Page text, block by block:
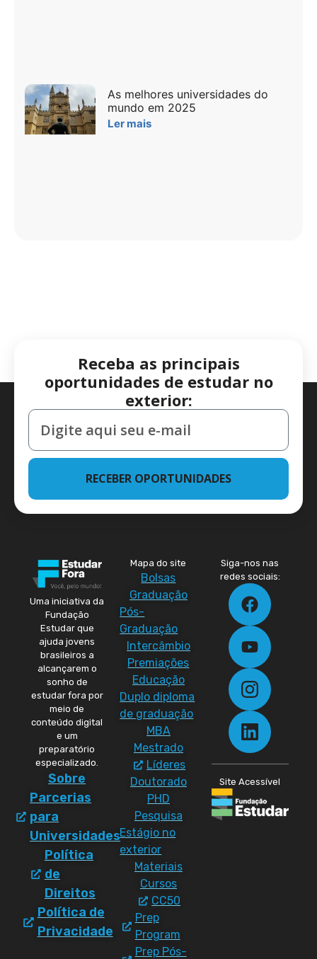
As melhores universidades do
mundo em 2025
Ler mais
Receba as principais
oportunidades de estudar no
exterior:
RECEBER OPORTUNIDADES
Uma iniciativa da
Fundação
Estudar que
ajuda jovens
brasileiros a
alcançarem o
sonho de
estudar fora por
meio de
conteúdo digital
e um
preparatório
especializado.
Sobre
Parcerias
para
Universidades
Política
de
Direitos
Política de
Privacidade
Mapa do site
Bolsas
Graduação
Pós-
Graduação
Intercâmbio
Premiações
Educação
Duplo diploma
de graduação
MBA
Mestrado
Líderes
Doutorado
PHD
Pesquisa
Estágio no
exterior
Materiais
Cursos
CC50
Prep
Program
Prep Pós-
Siga-nos nas
redes sociais:
Site Acessível